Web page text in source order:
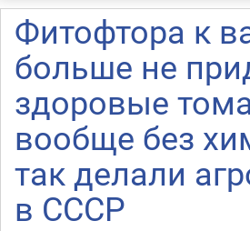
Фитофтора к
больше не
здоровые
вообще без
так делали
в СССР